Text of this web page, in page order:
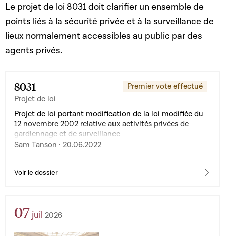
Le projet de loi 8031 doit clarifier un ensemble de
points liés à la sécurité privée et à la surveillance de
lieux normalement accessibles au public par des
agents privés.
8031
Projet de loi
Premier vote effectué
Projet de loi portant modification de la loi modifiée du
12 novembre 2002 relative aux activités privées de
gardiennage et de surveillance
Sam Tanson · 20.06.2022
Voir le dossier
07 juil 2026